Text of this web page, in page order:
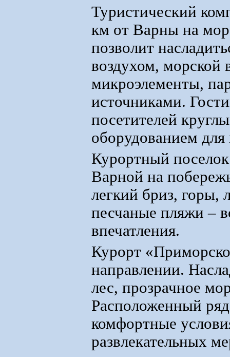
Туристический
км от Варны на
позволит
воздухом, морской
микроэлементы,
источниками.
посетителей
оборудованием
Курортный
Варной на
легкий бриз, горы,
песчаные пляжи –
впечатления.
Курорт
направлении.
лес, прозрачное
Расположенный
комфортные
развлекательных